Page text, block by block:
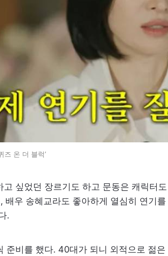
즈 온 더 블럭’
고 싶었던 장르기도 하고 문동은 캐릭터
배우 송혜교라도 좋아하게 열심히 연기
.
준비를 했다. 40대가 되니 외적으로 젊